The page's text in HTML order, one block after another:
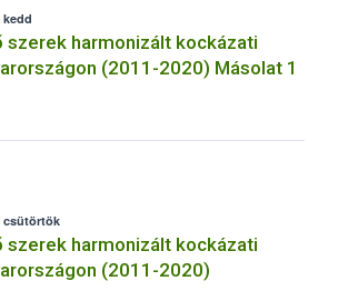
kedd
szerek harmonizált kockázati
(2011-2020) Másolat 1
csütörtök
szerek harmonizált kockázati
(2011-2020)